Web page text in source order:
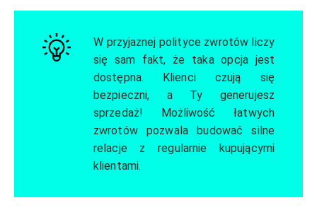
W przyjaznej polityce zwrotów liczy
się sam fakt, że taka opcja jest
dostępna. Klienci czują się
bezpieczni, a Ty generujesz
sprzedaż! Możliwość łatwych
zwrotów pozwala budować silne
relacje z regularnie kupującymi
klientami.